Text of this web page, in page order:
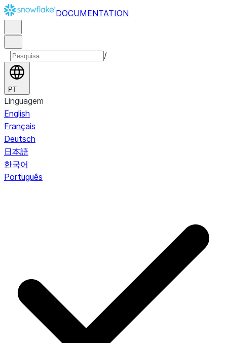
DOCUMENTATION
/
PT
Linguagem
English
Français
Deutsch
日本語
한국어
Português